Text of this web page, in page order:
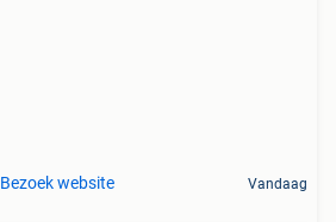
Bezoek website Vandaag